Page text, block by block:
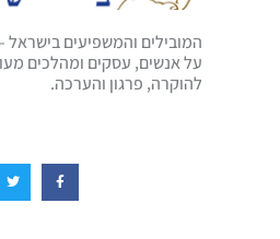
המובילים והמשפיעים בישראל
על אנשים, עסקים ומהלכים
להוקרה, פרגון והערכה.